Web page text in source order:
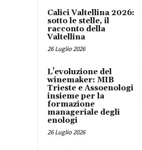
Calici Valtellina 2026:
sotto le stelle, il
racconto della
Valtellina
26 Luglio 2026
L’evoluzione del
winemaker: MIB
Trieste e Assoenologi
insieme per la
formazione
manageriale degli
enologi
26 Luglio 2026